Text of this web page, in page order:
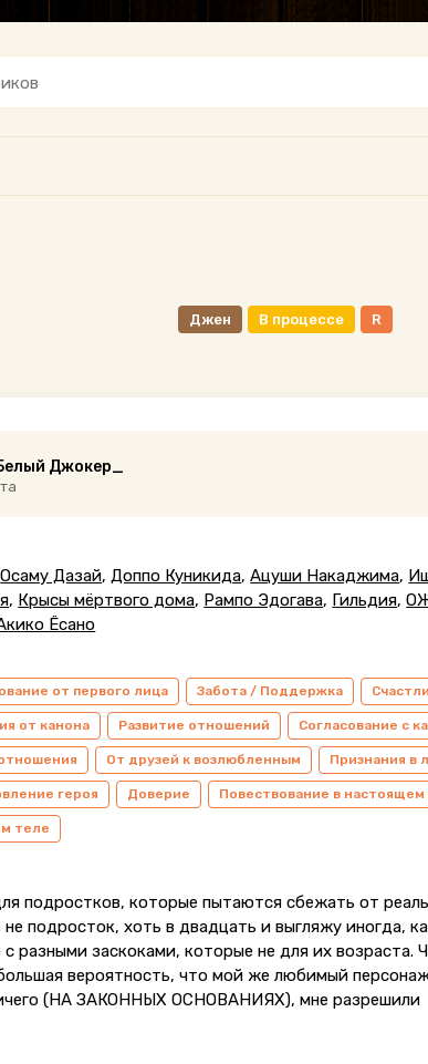
Джен В процессе R
Джокер_
Осаму Дазай,Доппо Куникида,Ацуши Накаджима,
, Крысы мёртвого дома, Рампо Эдогава, Гильдия,
Ёсано
от первого лица Забота / Поддержка
от канона Развитие отношений Согласование с
От друзей к возлюбленным Признания в
героя Доверие Повествование в
теле
подростков, которые пытаются сбежать от
подросток, хоть в двадцать и выгляжу иногда,
разными заскоками, которые не для их возраста.
вероятность, что мой же любимый
(НА ЗАКОННЫХ ОСНОВАНИЯХ), мне разрешили